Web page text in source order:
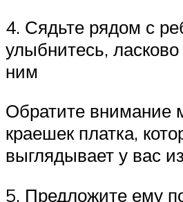
4. Сядьте рядом с
улыбнитесь, ласково
ним
Обратите внимание
краешек платка,
выглядывает у вас
5. Предложите ему